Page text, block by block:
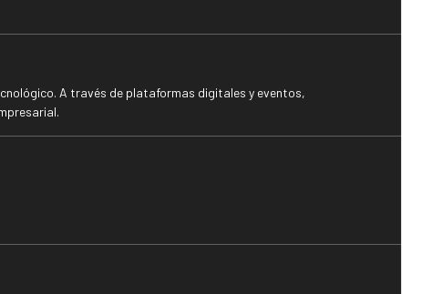
A través de plataformas digitales y eventos,